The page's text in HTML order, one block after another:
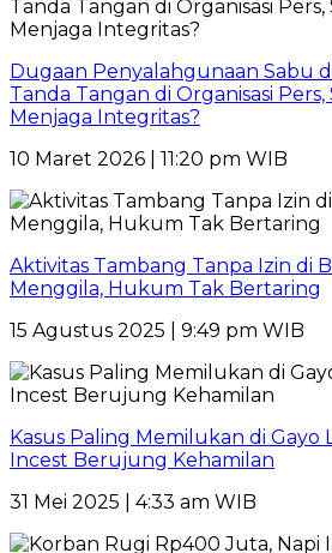
Dugaan Penyalahgunaan Sabu
Tanda Tangan di Organisasi Pers,
Menjaga Integritas?
10 Maret 2026 | 11:20 pm WIB
Aktivitas Tambang Tanpa Izin di
Menggila, Hukum Tak Bertaring
15 Agustus 2025 | 9:49 pm WIB
Kasus Paling Memilukan di Gayo
Incest Berujung Kehamilan
31 Mei 2025 | 4:33 am WIB